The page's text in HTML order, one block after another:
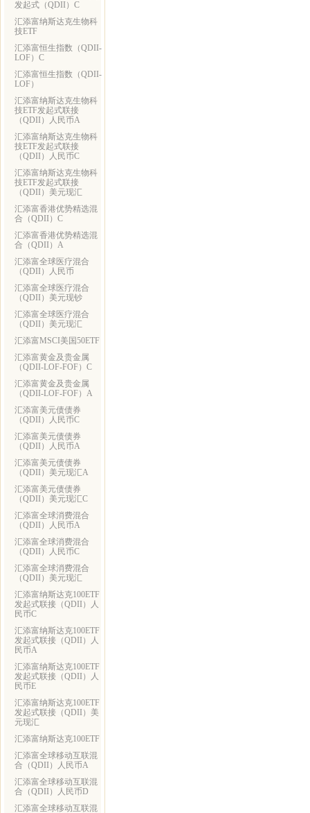
发起式（QDII）C
汇添富纳斯达克生物科
技ETF
汇添富恒生指数（QDII-
LOF）C
汇添富恒生指数（QDII-
LOF）
汇添富纳斯达克生物科
技ETF发起式联接
（QDII）人民币A
汇添富纳斯达克生物科
技ETF发起式联接
（QDII）人民币C
汇添富纳斯达克生物科
技ETF发起式联接
（QDII）美元现汇
汇添富香港优势精选混
合（QDII）C
汇添富香港优势精选混
合（QDII）A
汇添富全球医疗混合
（QDII）人民币
汇添富全球医疗混合
（QDII）美元现钞
汇添富全球医疗混合
（QDII）美元现汇
汇添富MSCI美国50ETF
汇添富黄金及贵金属
（QDII-LOF-FOF）C
汇添富黄金及贵金属
（QDII-LOF-FOF）A
汇添富美元债债券
（QDII）人民币C
汇添富美元债债券
（QDII）人民币A
汇添富美元债债券
（QDII）美元现汇A
汇添富美元债债券
（QDII）美元现汇C
汇添富全球消费混合
（QDII）人民币A
汇添富全球消费混合
（QDII）人民币C
汇添富全球消费混合
（QDII）美元现汇
汇添富纳斯达克100ETF
发起式联接（QDII）人
民币C
汇添富纳斯达克100ETF
发起式联接（QDII）人
民币A
汇添富纳斯达克100ETF
发起式联接（QDII）人
民币E
汇添富纳斯达克100ETF
发起式联接（QDII）美
元现汇
汇添富纳斯达克100ETF
汇添富全球移动互联混
合（QDII）人民币A
汇添富全球移动互联混
合（QDII）人民币D
汇添富全球移动互联混